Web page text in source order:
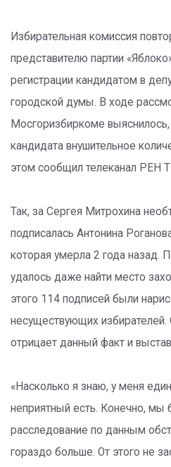
Избирательная комиссия
представителю партии
регистрации кандидатом в
городской думы. В ходе
Мосгоризбиркоме
кандидата внушительное
этом сообщил телеканал РЕН
Так, за Сергея Митрохина
подписалась Антонина
которая умерла 2 года назад.
удалось даже найти место
этого 114 подписей были
несуществующих
отрицает данный факт и
«Насколько я знаю, у меня
неприятный есть. Конечно, мы
расследование по данным
гораздо больше. От этого не